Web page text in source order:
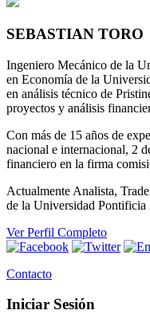
SEBASTIAN TORO
Ingeniero Mecánico de la
en Economía de la
en análisis técnico de
proyectos y análisis
Con más de 15 años de
nacional e internacional, 2
financiero en la firma
Actualmente Analista,
de la Universidad Pontificia
Ver Perfil Completo
Contacto
Iniciar Sesión